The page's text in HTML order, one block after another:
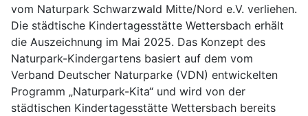
vom Naturpark Schwarzwald Mitte/Nord e.V. verliehen.
Die städtische Kindertagesstätte Wettersbach erhält
die Auszeichnung im Mai 2025. Das Konzept des
Naturpark-Kindergartens basiert auf dem vom
Verband Deutscher Naturparke (VDN) entwickelten
Programm „Naturpark-Kita“ und wird von der
städtischen Kindertagesstätte Wettersbach bereits